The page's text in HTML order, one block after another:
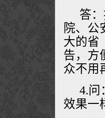
答
院、公
大的省
告，方
众不用
4.问
效果一